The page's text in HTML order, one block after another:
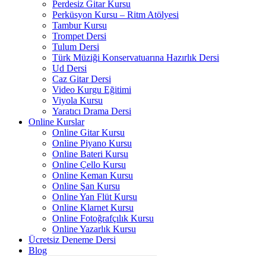
Perdesiz Gitar Kursu
Perküsyon Kursu – Ritm Atölyesi
Tambur Kursu
Trompet Dersi
Tulum Dersi
Türk Müziği Konservatuarına Hazırlık Dersi
Ud Dersi
Caz Gitar Dersi
Video Kurgu Eğitimi
Viyola Kursu
Yaratıcı Drama Dersi
Online Kurslar
Online Gitar Kursu
Online Piyano Kursu
Online Bateri Kursu
Online Çello Kursu
Online Keman Kursu
Online Şan Kursu
Online Yan Flüt Kursu
Online Klarnet Kursu
Online Fotoğrafçılık Kursu
Online Yazarlık Kursu
Ücretsiz Deneme Dersi
Blog